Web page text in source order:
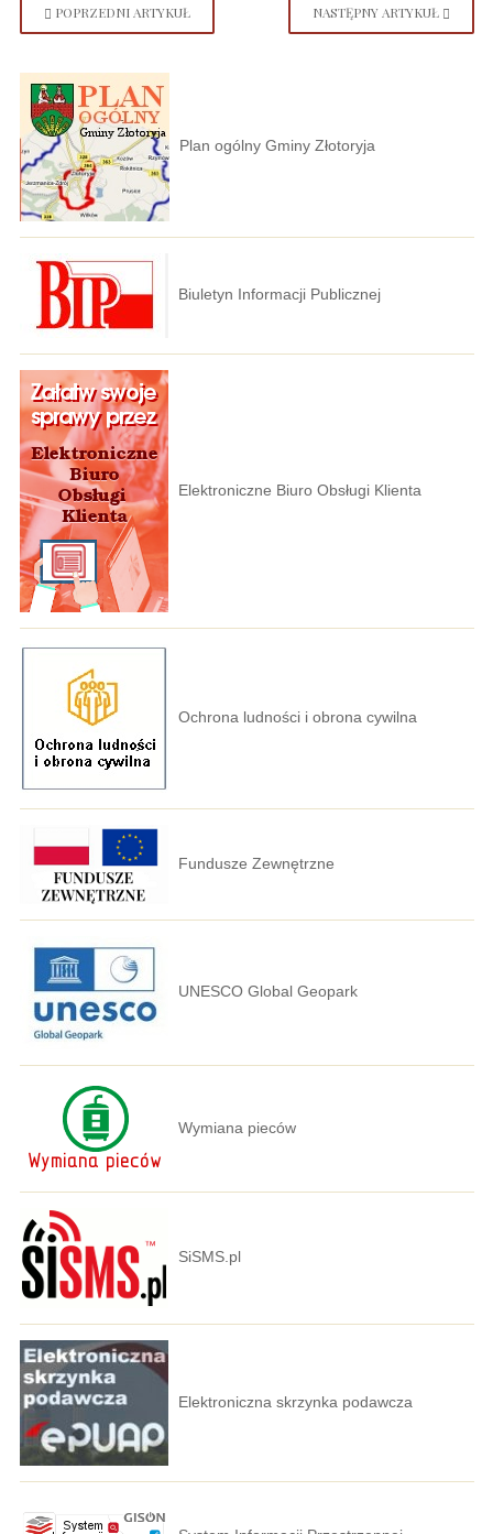
POPRZEDNI ARTYKUŁ NASTĘPNY ARTYKUŁ
Plan ogólny Gminy Złotoryja
Biuletyn Informacji Publicznej
Elektroniczne Biuro Obsługi Klienta
Ochrona ludności i obrona cywilna
Fundusze Zewnętrzne
UNESCO Global Geopark
Wymiana pieców
SiSMS.pl
Elektroniczna skrzynka podawcza